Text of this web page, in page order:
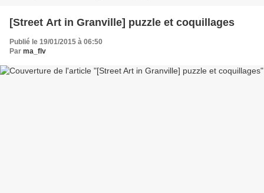
[Street Art in Granville] puzzle et coquillages
Publié le 19/01/2015 à 06:50
Par ma_flv